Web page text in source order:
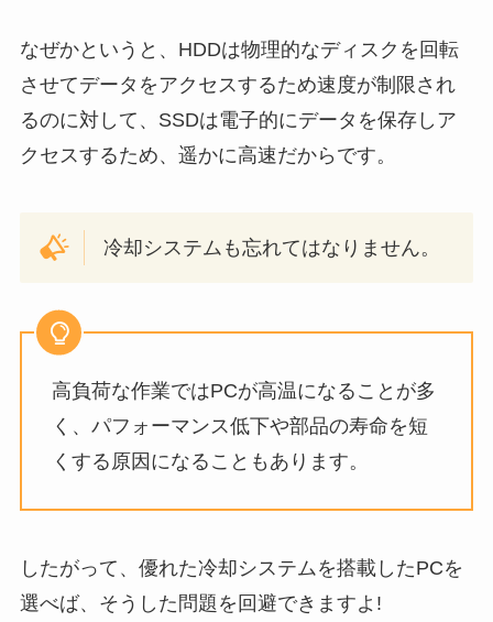
なぜかというと、HDDは物理的なディスクを回転
させてデータをアクセスするため速度が制限され
るのに対して、SSDは電子的にデータを保存しア
クセスするため、遥かに高速だからです。
冷却システムも忘れてはなりません。
高負荷な作業ではPCが高温になることが多
く、パフォーマンス低下や部品の寿命を短
くする原因になることもあります。
したがって、優れた冷却システムを搭載したPCを
選べば、そうした問題を回避できますよ!